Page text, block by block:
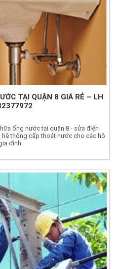
TẠI QUẬN 8 GIÁ RẺ – LH
ống nước tại quận 8 - sửa điện
thống cấp thoát nước cho các hộ
đình.